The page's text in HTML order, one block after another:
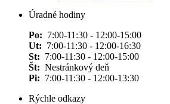
Úradné hodiny
Po: 7:00-11:30 - 12:00-15:00
Ut: 7:00-11:30 - 12:00-16:30
St: 7:00-11:30 - 12:00-15:00
Št: Nestránkový deň
Pi: 7:00-11:30 - 12:00-13:30
Rýchle odkazy